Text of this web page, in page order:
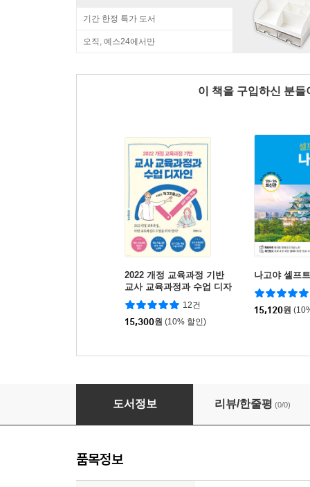
기간 한정 특가 도서
오직, 예스24에서만
이 책을 구입하신 분
2022 개정 교육과정 기반
교사 교육과정과 수업 디자
인
12건
15,300원 (10% 할인)
나고야 셀프
15,120원
의약품합성학ㆍ의약화학 실험
도서정보 리뷰/한줄평 (0/0)
품목정보